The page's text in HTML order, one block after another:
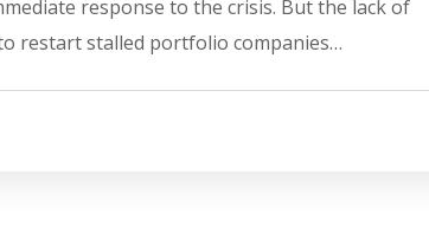
response to the crisis. But the lack of
restart stalled portfolio companies…